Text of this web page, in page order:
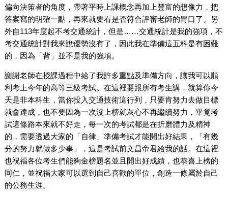
偏向決策者的角度，帶著平時上課概念再加上豐富的想像力，把
答案寫的明確一點，再來就要看是否符合評審老師的胃口了。另
外自113年度起不考交通統計，但是……交通統計是我的強項，不
考交通統計對我來說優勢沒有了，因此我在準備這五科是有困難
的，因為「背」並不是我的強項。
謝謝老師在授課過程中給了我許多重點及準備方向，讓我可以順
利考上今年的高等三級考試。在這裡要跟所有考生講，就算你今
天是非本科生，當你投入交通技術這行列，只要肯努力去做目標
就會達成，也不要因為一次沒上榜就灰心不再繼續努力，畢竟考
試這條路本來就不好走，每一次的考試都是在折磨體力及精神
的，需要透過大家的「自律」準備考試才能開出好結果，「有幾
分的努力就做多少事」，這是考試前文昌帝君給我的話。在這裡
也祝福各位考生們能夠金榜題名並且開出好成績，也恭喜上榜的
同仁，並祝福大家可以選到自己喜歡的單位，創造一條屬於自己
的公務生涯。